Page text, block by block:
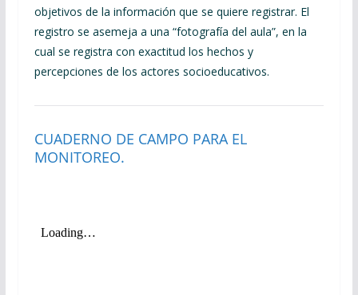
objetivos de la información que se quiere registrar. El
registro se asemeja a una “fotografía del aula”, en la
cual se registra con exactitud los hechos y
percepciones de los actores socioeducativos.
CUADERNO DE CAMPO PARA EL
MONITOREO.